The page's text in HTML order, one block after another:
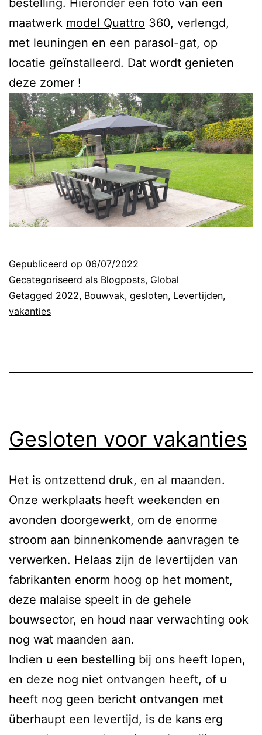
maatwerk model Quattro 360, verlengd,
met leuningen en een parasol-gat, op
locatie geïnstalleerd. Dat wordt genieten
deze zomer !
Gepubliceerd op 06/07/2022
Gecategoriseerd als Blogposts, Global
Getagged 2022, Bouwvak, gesloten, Levertijden,
vakanties
Gesloten voor vakanties
Het is ontzettend druk, en al maanden.
Onze werkplaats heeft weekenden en
avonden doorgewerkt, om de enorme
stroom aan binnenkomende aanvragen te
verwerken. Helaas zijn de levertijden van
fabrikanten enorm hoog op het moment,
deze malaise speelt in de gehele
bouwsector, en houd naar verwachting ook
nog wat maanden aan.
Indien u een bestelling bij ons heeft lopen,
en deze nog niet ontvangen heeft, of u
heeft nog geen bericht ontvangen met
überhaupt een levertijd, is de kans erg